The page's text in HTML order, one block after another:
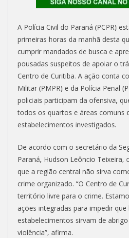
A Polícia Civil do Paraná (PCPR)
primeiras horas da manhã desta
cumprir mandados de busca e
pousadas suspeitos de apoiar o
Centro de Curitiba. A ação conta
Militar (PMPR) e da Polícia Penal
policiais participam da ofensiva,
todos os quartos e áreas comuns
estabelecimentos investigados.
De acordo com o secretário da
Paraná, Hudson Leôncio Teixeira,
que a região central não sirva
crime organizado. “O Centro de
território livre para o crime.
ações integradas para impedir
estabelecimentos sirvam de
violência”, afirma.